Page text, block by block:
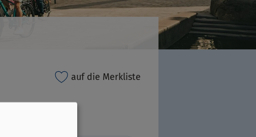
auf die Merkliste